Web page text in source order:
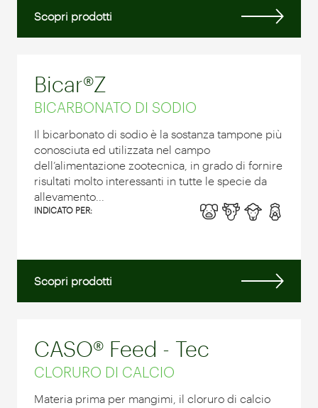
Scopri prodotti
Bicar®Z
BICARBONATO DI SODIO
Il bicarbonato di sodio è la sostanza tampone più
conosciuta ed utilizzata nel campo
dell’alimentazione zootecnica, in grado di fornire
risultati molto interessanti in tutte le specie da
allevamento...
INDICATO PER:
Scopri prodotti
CASO® Feed - Tec
CLORURO DI CALCIO
Materia prima per mangimi, il cloruro di calcio